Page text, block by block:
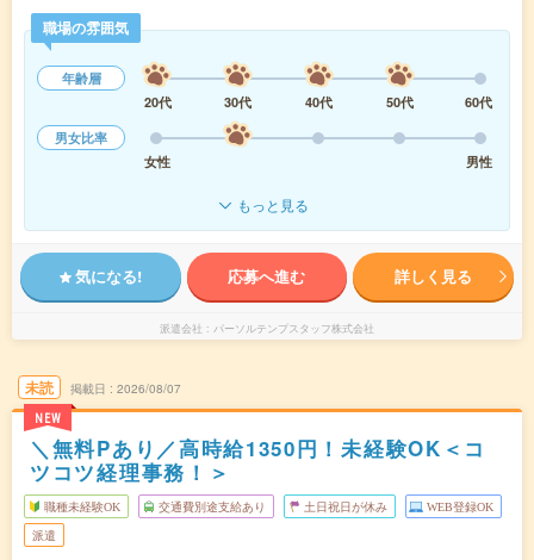
職場の雰囲気
年齢層
20代
30代 40代 50代
60代
男女比率
女性
男性
もっと見る
気になる! 応募へ進む 詳しく見る
派遣会社 パーソルテンプスタッフ株式会社
未読
NEW
掲載日 2026/08/07
＼無料Pあり／高時給1350円！未経験OK＜コ
ツコツ経理事務！＞
職種未経験OK 交通費別途支給あり 土日祝日が休み WEB登録OK
派遣